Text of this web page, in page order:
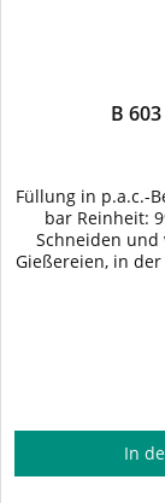
B
Füllung in p.a.c.-
bar Reinheit:
Schneiden und
Gießereien, in
in der
In